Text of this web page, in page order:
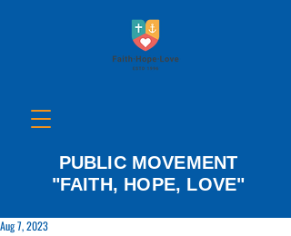
PUBLIC MOVEMENT
"FAITH, HOPE, LOVE"
Aug 7, 2023